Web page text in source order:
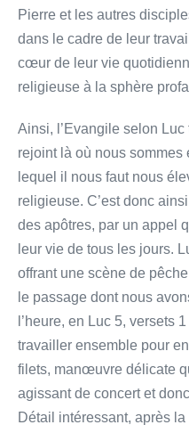
Pierre et les autres
dans le cadre de leur
cœur de leur vie
religieuse à la sphère
Ainsi, l’Evangile selon
rejoint là où nous sommes
lequel il nous faut nous
religieuse. C’est donc
des apôtres, par un appel
leur vie de tous les jours.
offrant une scène de
le passage dont nous
l’heure, en Luc 5, versets
travailler ensemble pour
filets, manœuvre délicate
agissant de concert et
Détail intéressant, après